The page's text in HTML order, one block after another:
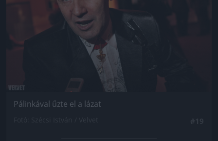
Pálinkával űzte el a lázat